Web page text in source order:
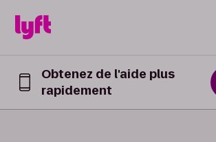
Obtenez de l'aide plus
rapidement